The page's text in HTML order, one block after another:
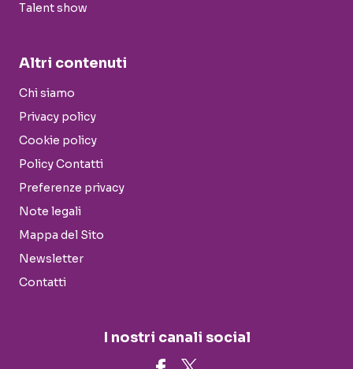
Talent show
Altri contenuti
Chi siamo
Privacy policy
Cookie policy
Policy Contatti
Preferenze privacy
Note legali
Mappa del Sito
Newsletter
Contatti
I nostri canali social